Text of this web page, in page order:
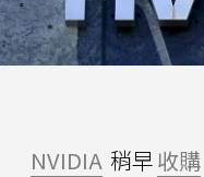
NVIDIA 稍早收購